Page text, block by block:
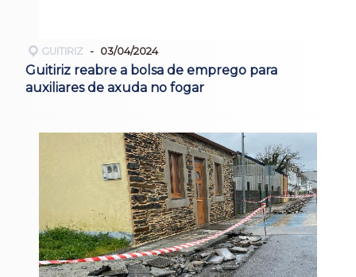
GUITIRIZ 03/04/2024
Guitiriz reabre a bolsa de emprego para
auxiliares de axuda no fogar